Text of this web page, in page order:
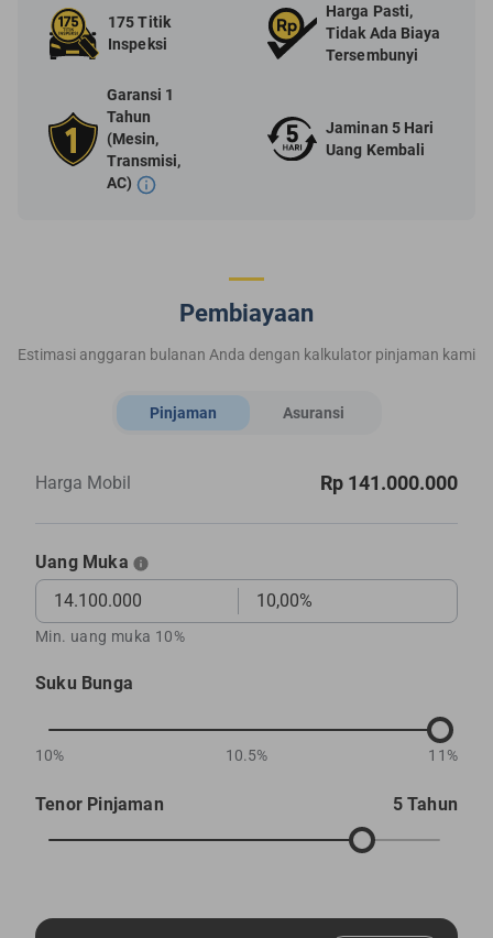
175 Titik
Inspeksi
Harga Pasti,
Tidak Ada Biaya
Tersembunyi
Garansi 1
Tahun
(Mesin,
Transmisi,
AC)
Jaminan 5 Hari
Uang Kembali
Pembiayaan
Estimasi anggaran bulanan Anda dengan kalkulator pinjaman kami
Pinjaman Asuransi
Harga Mobil Rp 141.000.000
Uang Muka
Min. uang muka 10%
Suku Bunga
10% 10.5% 11%
Tenor Pinjaman 5 Tahun